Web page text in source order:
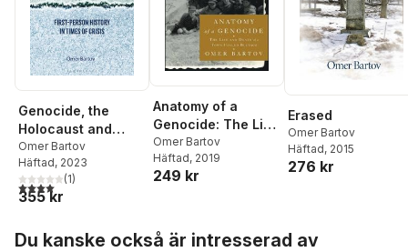
Genocide, the
Holocaust and
Israel-Palestine
Omer Bartov
Häftad, 2023
4,0utav 5 stjärnor. Totalt antal röster:
(1)
355 kr
Anatomy of a
Genocide: The Life
and Death of a
Town Called
Buczacz
Omer Bartov
Häftad, 2019
249 kr
Erased
Omer Bartov
Häftad, 2015
276 kr
Du kanske också är intresserad av